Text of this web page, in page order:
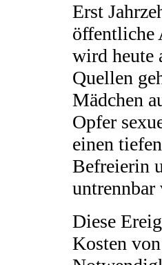
Erst
öffentliche
wird heute
Quellen
Mädchen
Opfer
einen
Befreierin
untrennbar
Diese
Kosten